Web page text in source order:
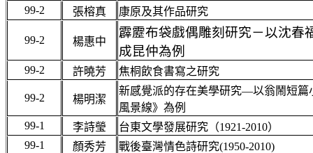
99-2
張榕真 康原及其作品研究
99-2 楊惠中
霹靂布袋戲偶雕刻研究－以沈春
成昆仲為例
99-2 許曉芳 焦桐飲食書寫之研究
99-2 楊明潔
新感覺派的存在美學研究—以翁鬧短篇
風景線》為例
99-1
李詩瑩
台東文學發展研究（1921-2010）
99-1
顏秀芳
戰後臺灣情色詩研究(1950-2010)